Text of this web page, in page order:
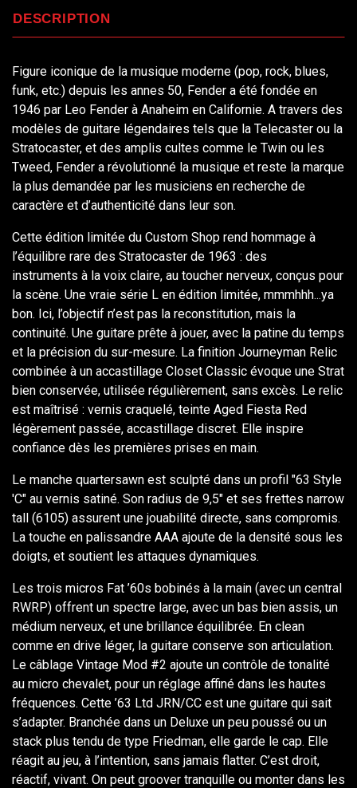
DESCRIPTION
Figure iconique de la musique moderne (pop, rock, blues,
funk, etc.) depuis les annes 50, Fender a été fondée en
1946 par Leo Fender à Anaheim en Californie. A travers des
modèles de guitare légendaires tels que la Telecaster ou la
Stratocaster, et des amplis cultes comme le Twin ou les
Tweed, Fender a révolutionné la musique et reste la marque
la plus demandée par les musiciens en recherche de
caractère et d’authenticité dans leur son.
Cette édition limitée du Custom Shop rend hommage à
l’équilibre rare des Stratocaster de 1963 : des
instruments à la voix claire, au toucher nerveux, conçus pour
la scène. Une vraie série L en édition limitée, mmmhhh...ya
bon. Ici, l’objectif n’est pas la reconstitution, mais la
continuité. Une guitare prête à jouer, avec la patine du temps
et la précision du sur-mesure. La finition Journeyman Relic
combinée à un accastillage Closet Classic évoque une Strat
bien conservée, utilisée régulièrement, sans excès. Le relic
est maîtrisé : vernis craquelé, teinte Aged Fiesta Red
légèrement passée, accastillage discret. Elle inspire
confiance dès les premières prises en main.
Le manche quartersawn est sculpté dans un profil "63 Style
'C" au vernis satiné. Son radius de 9,5" et ses frettes narrow
tall (6105) assurent une jouabilité directe, sans compromis.
La touche en palissandre AAA ajoute de la densité sous les
doigts, et soutient les attaques dynamiques.
Les trois micros Fat ’60s bobinés à la main (avec un central
RWRP) offrent un spectre large, avec un bas bien assis, un
médium nerveux, et une brillance équilibrée. En clean
comme en drive léger, la guitare conserve son articulation.
Le câblage Vintage Mod #2 ajoute un contrôle de tonalité
au micro chevalet, pour un réglage affiné dans les hautes
fréquences. Cette ’63 Ltd JRN/CC est une guitare qui sait
s’adapter. Branchée dans un Deluxe un peu poussé ou un
stack plus tendu de type Friedman, elle garde le cap. Elle
réagit au jeu, à l’intention, sans jamais flatter. C’est droit,
réactif, vivant. On peut groover tranquille ou monter dans les